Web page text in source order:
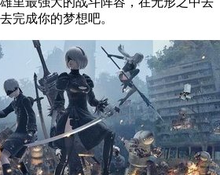
完成你的梦想吧。